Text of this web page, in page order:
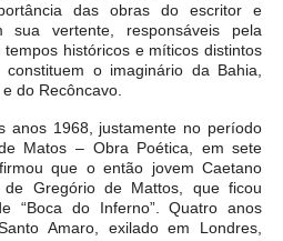
das obras do escritor e
sua vertente, responsáveis pela
históricos e míticos distintos
o imaginário da Bahia,
do Recôncavo.
anos 1968, justamente no período
Matos – Obra Poética, em sete
que o então jovem Caetano
Gregório de Mattos, que ficou
“Boca do Inferno”. Quatro anos
Amaro, exilado em Londres,